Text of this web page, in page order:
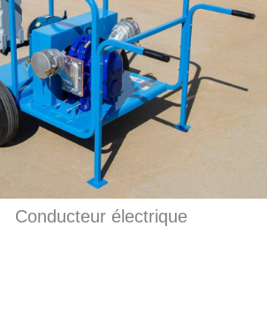
Conducteur électrique